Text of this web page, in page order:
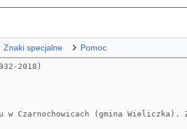
Znaki specjalne Pomoc